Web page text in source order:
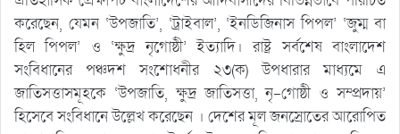
করেছেন, যেমন ‘উপজাতি’, ‘ট্রাইবাল’, ‘ইনডিজিনাস পিপল’ ‘জুম্ম বা
হিল পিপল’ ও ‘ক্ষুদ্র নৃগোষ্ঠী’ ইত্যাদি। রাষ্ট্র সর্বশেষ বাংলাদেশ
সংবিধানের পঞ্চদশ সংশোধনীর ২৩(ক) উপধারার মাধ্যমে এ
জাতিসত্তাসমূহকে ‘উপজাতি, ক্ষুদ্র জাতিসত্তা, নৃ-গোষ্ঠী ও সম্প্রদায়’
হিসেবে সংবিধানে উল্লেখ করেছেন । দেশের মূল জনস্রোতের আরোপিত